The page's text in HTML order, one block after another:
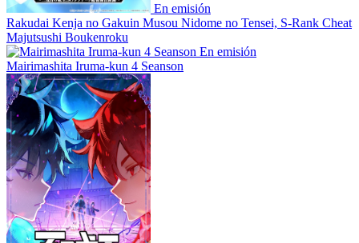
En emisión
Rakudai Kenja no Gakuin Musou Nidome no Tensei, S-Rank Cheat
Majutsushi Boukenroku
En emisión
Mairimashita Iruma-kun 4 Seanson